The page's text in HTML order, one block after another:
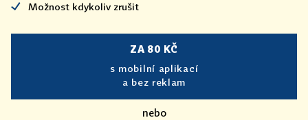
Možnost kdykoliv zrušit
ZA 80 KČ
s mobilní aplikací
a bez reklam
nebo